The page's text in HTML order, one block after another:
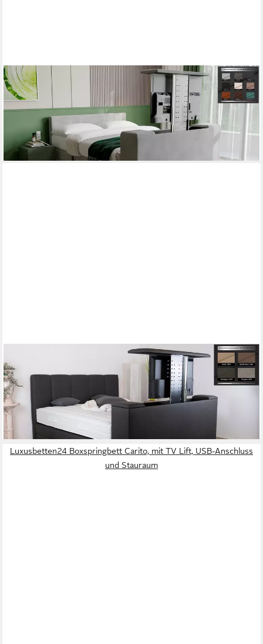
PAARA
Boxspringbett mit TV Lift elektrisch verstellbar mit Motor mit
alles - Modell 25GM, mit Belüftungssystem
ab 2.731,00 €
lieferbar in 5 Wochen
Boxspringbett Chicago mit Bettkasten Stauraum + TV Lift, mit
einzigartigem Belüftungssystem
ab 2.525,00 €
lieferbar in 5 Wochen
Luxusbetten24 Boxspringbett Carito, mit TV Lift, USB-Anschluss
und Stauraum